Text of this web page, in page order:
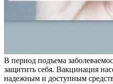
В период подъема
защитить себя. Вакцинация
надежным и доступным